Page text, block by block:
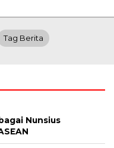
Tag Berita
Nunsius